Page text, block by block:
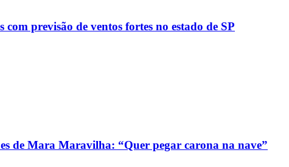
previsão de ventos fortes no estado de SP
de Mara Maravilha: “Quer pegar carona na nave”